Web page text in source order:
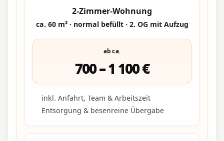
2-Zimmer-Wohnung
ca. 60 m² · normal befüllt · 2. OG mit Aufzug
ab ca.
700 – 1 100 €
inkl. Anfahrt, Team & Arbeitszeit
Entsorgung & besenreine Übergabe